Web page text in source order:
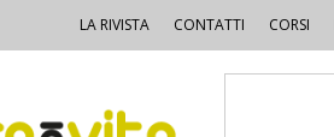
LA RIVISTA CONTATTI CORSI